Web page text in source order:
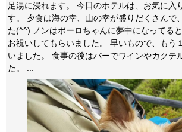
足湯に浸れます。 今日のホテルは、お気に入
す。 夕食は海の幸、山の幸が盛りだくさんで
た(^^) ノンはボーロちゃんに夢中になってる
お祝いしてもらいました。 早いもので、もう
いました。 食事の後はバーでワインやカクテ
た。 ...